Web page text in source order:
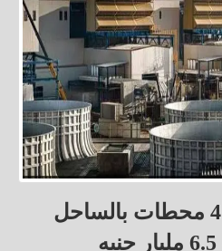
الكهرباء تعتزم إنشاء 4 محطات بالساحل